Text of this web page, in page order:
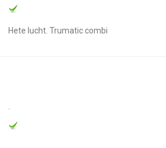
hete lucht. Trumatic combi
.